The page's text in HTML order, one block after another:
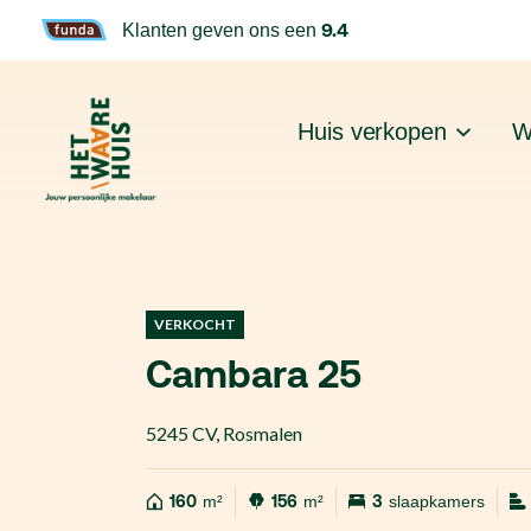
Klanten geven ons een 9.4
Huis verkopen
VERKOCHT
Cambara 25
5245 CV, Rosmalen
160 m² 156 m² 3 slaapkamers